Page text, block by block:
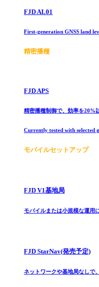
FJD AL01
First-generation GNSS land
精密播種
FJD APS
精密播種制御で、効率を20%
Currently tested with selected
モバイルセットアップ
FJD V1基地局
モバイルまたは小規模な運用
FJD StarNav(発売予定)
ネットワークや基地局なしで